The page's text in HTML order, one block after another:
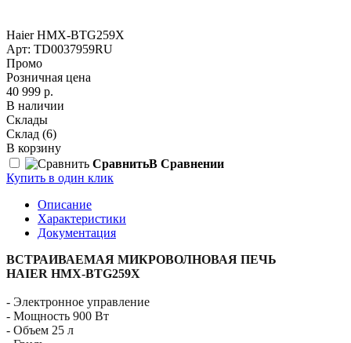
Haier HMX-BTG259X
Арт: TD0037959RU
Промо
Розничная цена
40 999 р.
В наличии
Склады
Склад (6)
В корзину
СравнитьВ Сравнении
Купить в один клик
Описание
Характеристики
Документация
ВСТРАИВАЕМАЯ МИКРОВОЛНОВАЯ ПЕЧЬ
HAIER HMX-BTG259X
- Электронное управление
- Мощность 900 Вт
- Объем 25 л